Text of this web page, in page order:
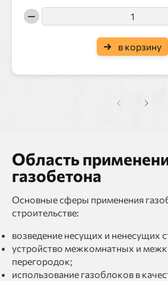
в корзину
Область
газобетона
Основные сферы применения
строительстве:
возведение несущих и ненесущих
устройство межкомнатных и
перегородок;
использование газоблоков в